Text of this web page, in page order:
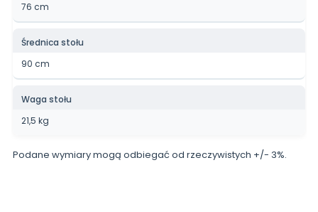
76 cm
Średnica stołu
90 cm
Waga stołu
21,5 kg
Podane wymiary mogą odbiegać od rzeczywistych +/- 3%.